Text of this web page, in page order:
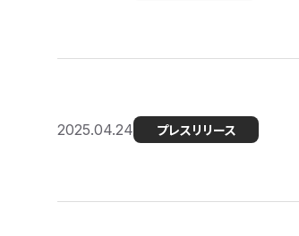
2025.04.24 プレスリリース